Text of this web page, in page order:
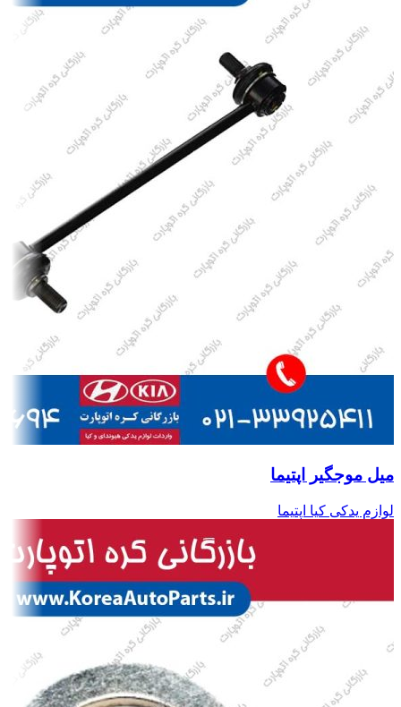
میل موجگیر اپتیما
لوازم یدکی کیا اپتیما